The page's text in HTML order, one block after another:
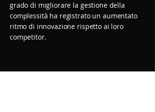
grado di migliorare la gestione della
complessità ha registrato un aumentato
ritmo di innovazione rispetto ai loro
competitor.